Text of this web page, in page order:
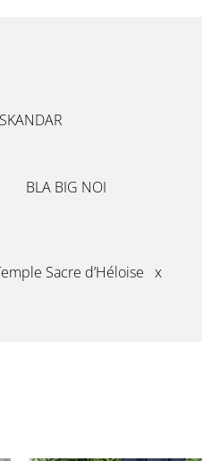
BLA BIG NOI
Sacre d’Héloise x